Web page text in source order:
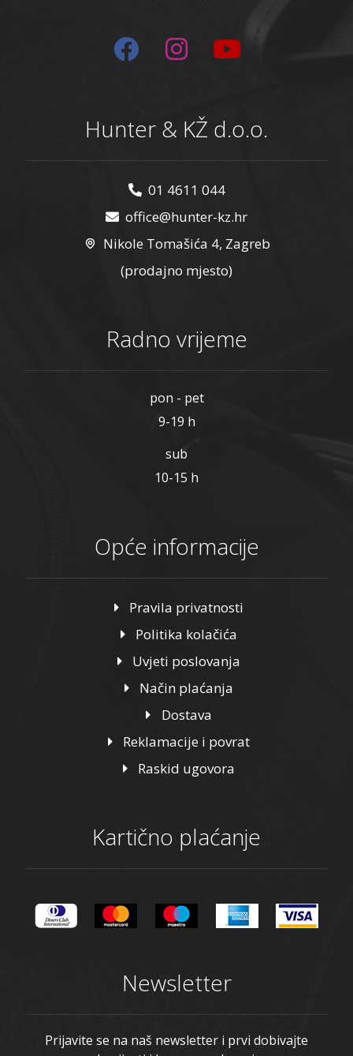
Hunter & KŽ d.o.o.
01 4611 044
office@hunter-kz.hr
Nikole Tomašića 4, Zagreb
(prodajno mjesto)
Radno vrijeme
pon - pet
9-19 h
sub
10-15 h
Opće informacije
Pravila privatnosti
Politika kolačića
Uvjeti poslovanja
Način plaćanja
Dostava
Reklamacije i povrat
Raskid ugovora
Kartično plaćanje
Newsletter
Prijavite se na naš newsletter i prvi dobivajte